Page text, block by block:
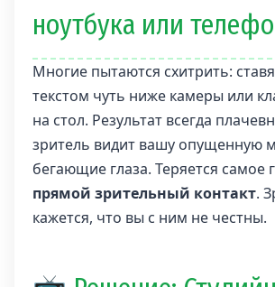
ноутбука или
Многие пытаются схитрить:
текстом чуть ниже камеры или
на стол. Результат всегда
зритель видит вашу опущенную
бегающие глаза. Теряется самое
прямой зрительный контакт.
кажется, что вы с ним не честны.